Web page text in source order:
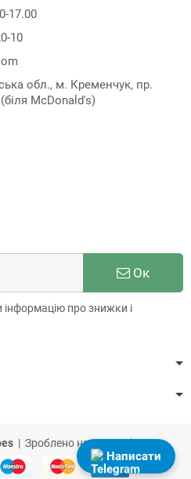
17.00
10
обл., м. Кременчук, пр.
McDonald's)
Ок
про знижки і
| Зроблено наPrestaShop
Написати